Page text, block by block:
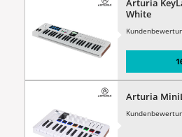
Arturia
White
Arturia